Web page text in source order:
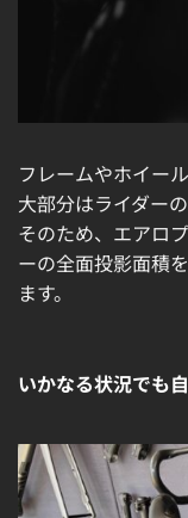
フレームやホイー
大部分はライダー
そのため、エアロ
ーの全面投影面積
ます。
いかなる状況でも